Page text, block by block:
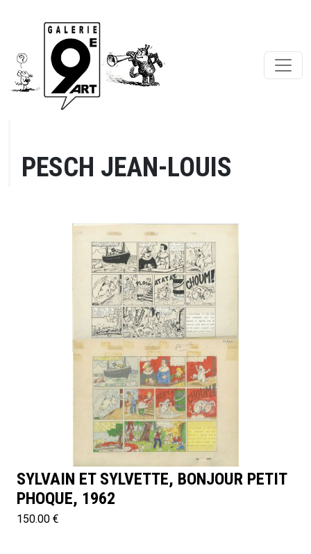
PESCH JEAN-LOUIS
SYLVAIN ET SYLVETTE, BONJOUR PETIT
PHOQUE, 1962
150.00 €